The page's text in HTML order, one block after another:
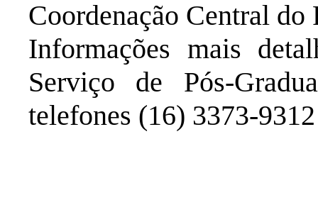
Coordenação Central do
Informações mais
Serviço de Pós-
telefones (16) 3373-